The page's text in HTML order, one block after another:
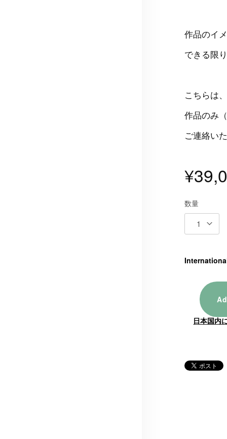
作品のイ
できる限
こちらは
作品のみ
ご連絡い
数量
日本国内